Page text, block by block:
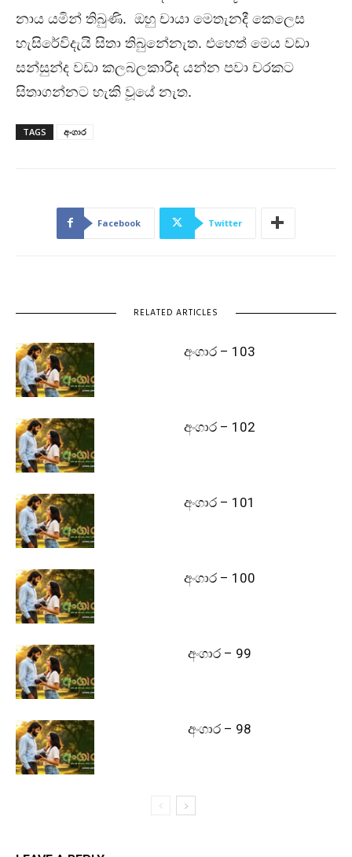
නාය යමින් තිබුණි. ඔහු චායා මෙතැනදී කෙලෙස
හැසිරේවිදැයි සිතා තිබුනේනැත. එහෙත් මෙය වඩා
සන්සුන්ද වඩා කලබලකාරීද යන්න පවා චරකට
සිතාගන්නට හැකි වූයේ නැත.
TAGS අංගාර
Facebook Twitter
RELATED ARTICLES
අංගාර – 103
අංගාර – 102
අංගාර – 101
අංගාර – 100
අංගාර – 99
අංගාර – 98